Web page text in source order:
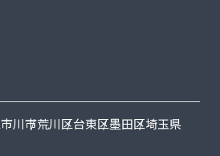
市川市荒川区台東区墨田区埼玉県